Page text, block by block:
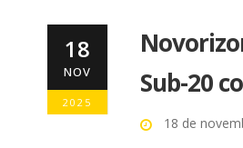
18
NOV
2025
Sub-20
18 de